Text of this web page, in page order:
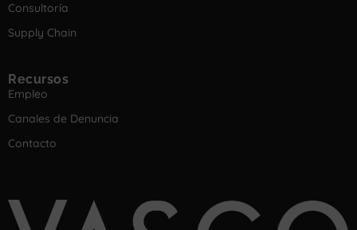
Consultoría
Supply Chain
Recursos
Empleo
Canales de Denuncia
Contacto